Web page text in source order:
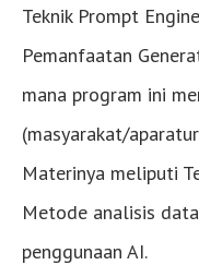
Teknik Prompt
Pemanfaatan
mana program ini
(masyarakat/
Materinya meliputi
Metode analisis
penggunaan AI.